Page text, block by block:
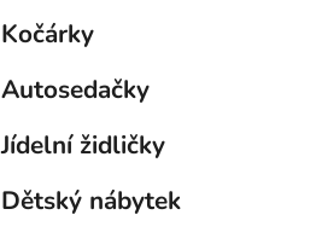
Kočárky
Autosedačky
Jídelní židličky
Dětský nábytek